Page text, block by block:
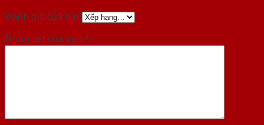
Đánh giá của bạn
Nhận xét của bạn *